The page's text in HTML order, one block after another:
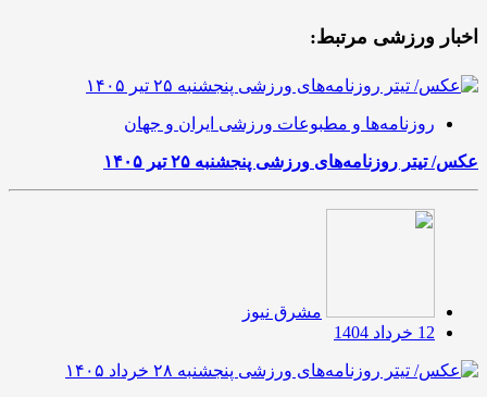
اخبار ورزشی مرتبط:
روزنامه‌ها و مطبوعات ورزشی ایران و جهان
عکس/ تیتر روزنامه‌های ورزشی پنجشنبه ۲۵ تیر ۱۴۰۵
مشرق نیوز
12 خرداد 1404